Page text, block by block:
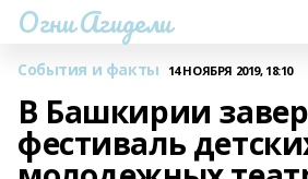
Огни Агидели
События и факты 14 НОЯБРЯ 2019, 18:10
В Башкирии
фестиваль